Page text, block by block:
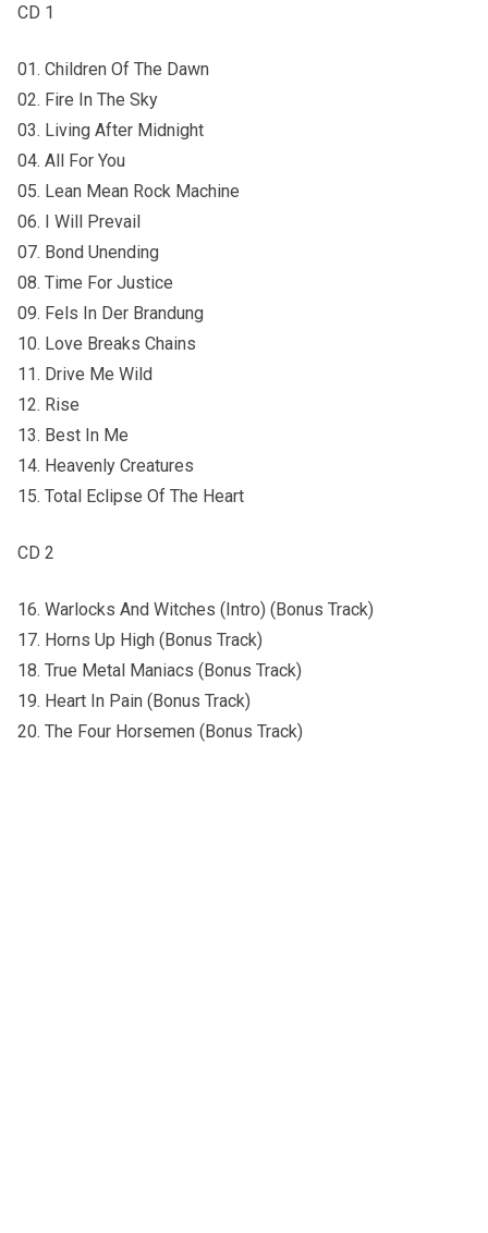
CD 1
01. Children Of The Dawn
02. Fire In The Sky
03. Living After Midnight
04. All For You
05. Lean Mean Rock Machine
06. I Will Prevail
07. Bond Unending
08. Time For Justice
09. Fels In Der Brandung
10. Love Breaks Chains
11. Drive Me Wild
12. Rise
13. Best In Me
14. Heavenly Creatures
15. Total Eclipse Of The Heart
CD 2
16. Warlocks And Witches (Intro) (Bonus Track)
17. Horns Up High (Bonus Track)
18. True Metal Maniacs (Bonus Track)
19. Heart In Pain (Bonus Track)
20. The Four Horsemen (Bonus Track)